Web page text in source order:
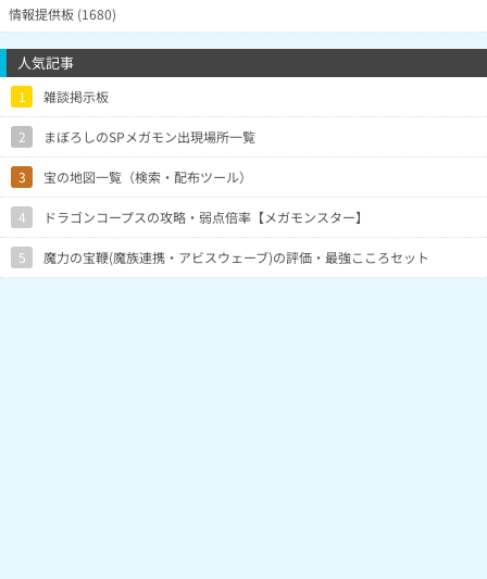
情報提供板 (1680)
人気記事
1 雑談掲示板
2 まぼろしのSPメガモン出現場所一覧
3 宝の地図一覧（検索・配布ツール）
4 ドラゴンコープスの攻略・弱点倍率【メガモンスター】
5 魔力の宝鞭(魔族連携・アビスウェーブ)の評価・最強こころセット